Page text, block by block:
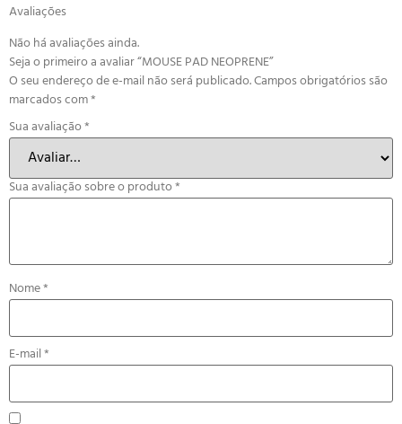
Avaliações
Não há avaliações ainda.
Seja o primeiro a avaliar “MOUSE PAD NEOPRENE”
O seu endereço de e-mail não será publicado.Campos obrigatórios são
marcados com*
Sua avaliação*
Sua avaliação sobre o produto*
Nome*
E-mail*